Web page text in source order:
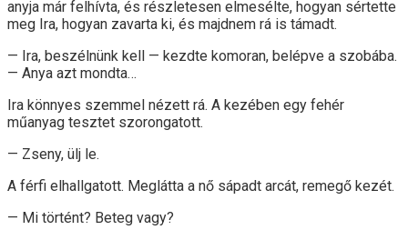
anyja már felhívta, és részletesen elmesélte, hogyan sértette
meg Ira, hogyan zavarta ki, és majdnem rá is támadt.
— Ira, beszélnünk kell — kezdte komoran, belépve a szobába.
— Anya azt mondta…
Ira könnyes szemmel nézett rá. A kezében egy fehér
műanyag tesztet szorongatott.
— Zseny, ülj le.
A férfi elhallgatott. Meglátta a nő sápadt arcát, remegő kezét.
— Mi történt? Beteg vagy?